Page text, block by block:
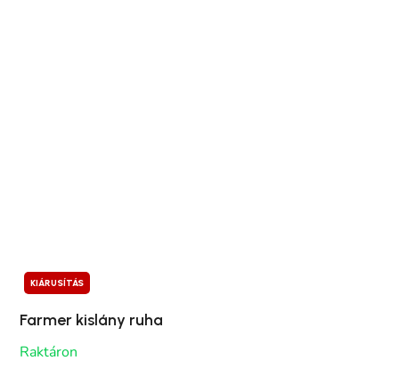
KIÁRUSÍTÁS
Farmer kislány ruha
Raktáron